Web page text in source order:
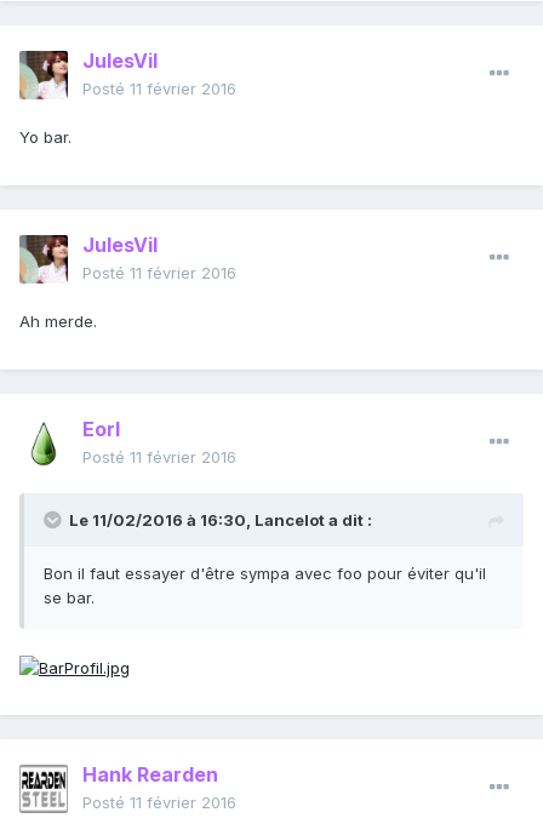
JulesVil
Posté 11 février 2016
Yo bar.
JulesVil
Posté 11 février 2016
Ah merde.
Eorl
Posté 11 février 2016
Le 11/02/2016 à 16:30, Lancelot a dit :
Bon il faut essayer d'être sympa avec foo pour éviter qu'il
se bar.
Hank Rearden
Posté 11 février 2016